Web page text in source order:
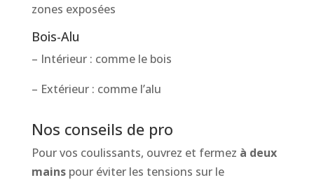
zones exposées
Bois-Alu
– Intérieur : comme le bois
– Extérieur : comme l’alu
Nos conseils de pro
Pour vos coulissants, ouvrez et fermez à deux
mainspour éviter les tensions sur le